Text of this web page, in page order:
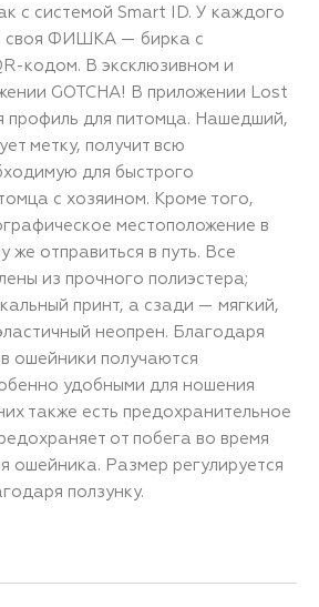
с системой Smart ID. У каждого
своя ФИШКА — бирка с
кодом. В эксклюзивном и
GOTCHA! В приложении Lost
профиль для питомца. Нашедший,
метку, получит всю
для быстрого
с хозяином. Кроме того,
местоположение в
же отправиться в путь. Все
из прочного полиэстера;
принт, а сзади — мягкий,
неопрен. Благодаря
ошейники получаются
удобными для ношения
также есть предохранительное
от побега во время
ошейника. Размер регулируется
ползунку.